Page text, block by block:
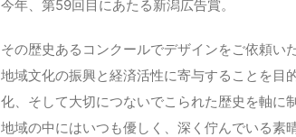
今年、第59回目にあたる新潟広告賞。
その歴史あるコンクールでデザインをご依頼い
地域文化の振興と経済活性に寄与することを目
化、そして大切につないでこられた歴史を軸に
地域の中にはいつも優しく、深く佇んでいる素